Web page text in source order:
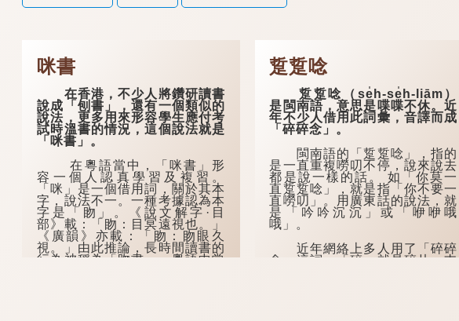
咪書
在香港，不少人將鑽研讀書
說成「刨書」，還有一個類似的
說法，更多用來形容學生應付考
試時溫書的情況，這個說法就是
「咪書」。
在粵語當中，「咪書」形
容一個人認真學習及複習。
「咪」是一個借用詞，關於其本
字，說法不一。一種考據認為本
字是「䀛」。《說文解字·目
部》載：「䀛：目冥遠視也。」
《廣韻》亦載：「䀛：䀛眼久
視。」由此推論，長時間讀書的
行為被稱為「䀛書」，粵語中常
踅踅唸
踅踅唸（se̍h-se̍h-liām）
是閩南語，意思是喋喋不休。近
年不少人借用此詞彙，音譯而成
「碎碎念」。
閩南語的「踅踅唸」，指的
是一直重複嘮叨不停，說來說去
都是說一樣的話。 如「你莫一
直踅踅唸」，就是指「你不要一
直嘮叨」。用廣東話的說法，就
是「吟吟沉沉」或「咿咿哦
哦」。
近年網絡上多人用了「碎碎
念」這詞，「碎」就是碎片、支